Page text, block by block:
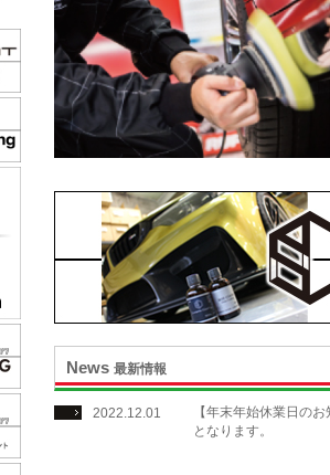
News最新情報
2022.12.01
【年末年始休業日の
となります。